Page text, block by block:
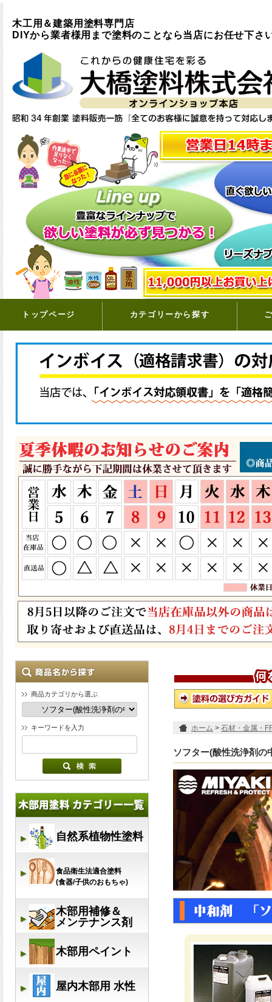
木工用＆建築用塗料専門店
DIYから業者様用まで塗料のことなら当店にお任せ下さ
トップページ カテゴリーから探す
商品カテゴリから選ぶ
キーワードを入力 ホーム > 石材・金属・
ソフター(酸性洗浄剤の